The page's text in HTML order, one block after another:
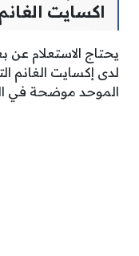
اكسايت
يحتاج الاستعلام عن
لدى إكسايت الغانم
الموحد موضحة في